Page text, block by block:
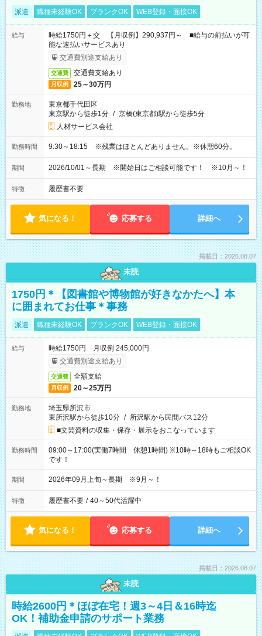
派遣 職種未経験OK ブランクOK WEB登録・面接OK
給与
時給1750円＋交 【月収例】290,937円～ ■給与の前払いが可
能な速払いサービスあり
交通費別途支給あり
交通費 交通費支給あり
月収例 25～30万円
勤務地
東京都千代田区
東京駅から徒歩1分 / 京橋(東京都)駅から徒歩5分
人材サービス会社
勤務時間 9:30～18:15 ※残業はほとんどありません。※休憩60分。
期間 2026/10/01～長期 ※開始日はご相談可能です！ ※10月～！
特徴 履歴書不要
気になる！ 応募する 詳細へ
掲載日：2026.08.07
未読
1750円＊【図書館や博物館が好きなかたへ】本
に囲まれてお仕事＊事務
派遣 職種未経験OK ブランクOK WEB登録・面接OK
給与
時給1750円 月収例 245,000円
交通費別途支給あり
交通費 全額支給
月収例 20～25万円
勤務地
埼玉県所沢市
東所沢駅から徒歩10分 / 所沢駅から民間バス12分
■文芸資料の収集・保存・展示をおこなっています
勤務時間
09:00～17:00(実働7時間 休憩1時間) ※10時～18時もご相談OK
です！
期間 2026年09月上旬～長期 ※9月～！
特徴 履歴書不要 / 40～50代活躍中
気になる！ 応募する 詳細へ
掲載日：2026.08.07
未読
時給2600円＊ほぼ在宅！週3～4日＆16時迄
OK！補助金申請のサポート業務